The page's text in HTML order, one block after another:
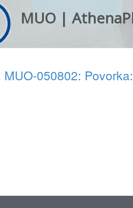
MUO |
MUO-050802: